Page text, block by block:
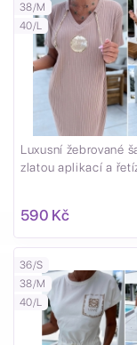
38/M
40/L
Luxusní žebrované
zlatou aplikací a
590 Kč
36/S
38/M
40/L